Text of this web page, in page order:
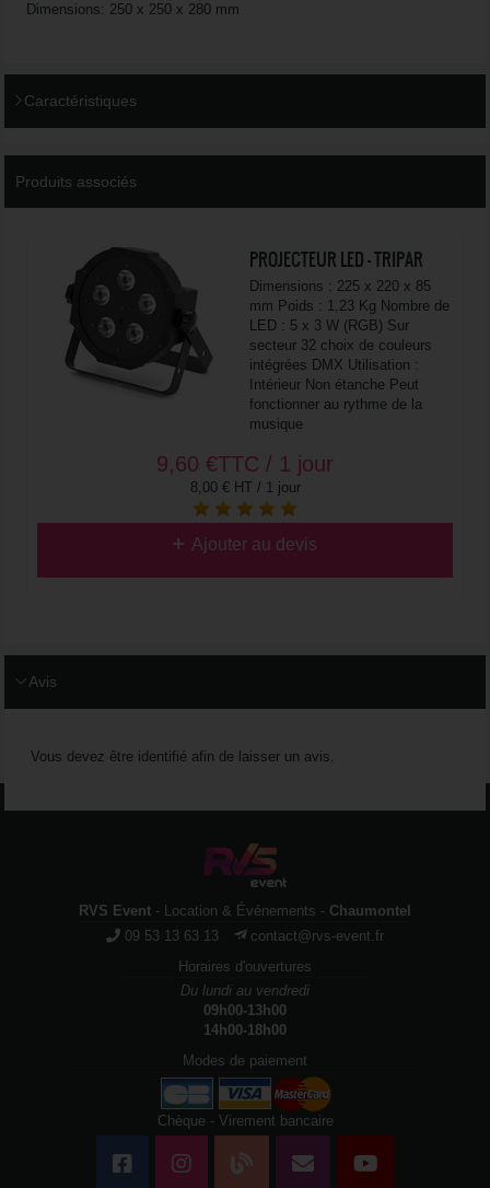
Dimensions: 250 x 250 x 280 mm
Caractéristiques
Produits associés
PROJECTEUR LED - TRIPAR
Dimensions : 225 x 220 x 85
mm Poids : 1,23 Kg Nombre de
LED : 5 x 3 W (RGB) Sur
secteur 32 choix de couleurs
intégrées DMX Utilisation :
Intérieur Non étanche Peut
fonctionner au rythme de la
musique
9,60 €TTC / 1 jour
8,00 € HT / 1 jour
Ajouter au devis
Avis
Vous devez être identifié afin de laisser un avis.
RVS Event - Location & Événements - Chaumontel
09 53 13 63 13
contact@rvs-event.fr
Horaires d'ouvertures
Du lundi au vendredi
09h00-13h00
14h00-18h00
Modes de paiement
Chèque - Virement bancaire